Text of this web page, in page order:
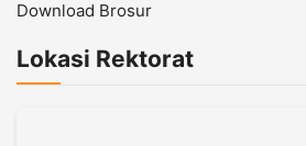
Download Brosur
Lokasi Rektorat